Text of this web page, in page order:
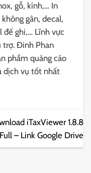
gỗ, kính,… In
gân, decal,
đế ghi,… Lĩnh vực
trợ. Đinh Phan
phẩm quảng cáo
dịch vụ tốt nhất
iTaxViewer 1.8.8
Full – Link Google Drive